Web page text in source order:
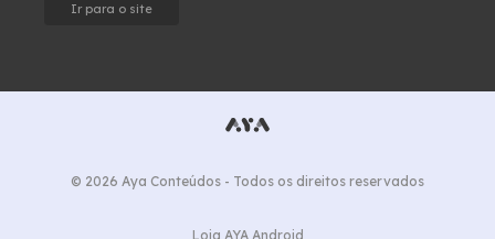
Ir para o site
© 2026 Aya Conteúdos - Todos os direitos reservados
Loja AYA Android